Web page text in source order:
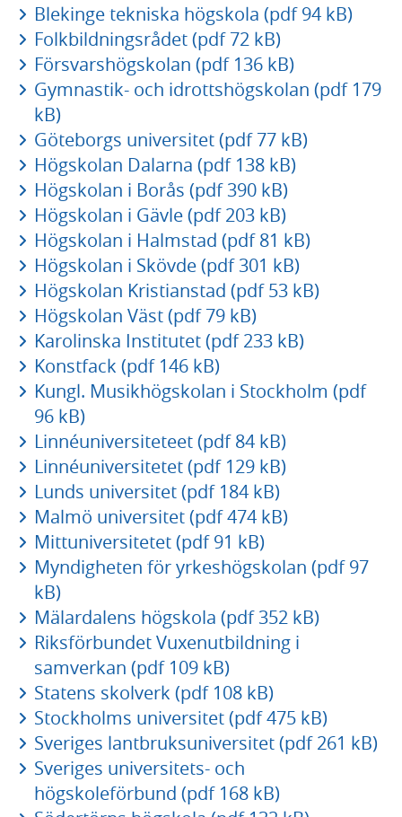
Blekinge tekniska högskola (pdf 94 kB)
Folkbildningsrådet (pdf 72 kB)
Försvarshögskolan (pdf 136 kB)
Gymnastik- och idrottshögskolan (pdf 179
kB)
Göteborgs universitet (pdf 77 kB)
Högskolan Dalarna (pdf 138 kB)
Högskolan i Borås (pdf 390 kB)
Högskolan i Gävle (pdf 203 kB)
Högskolan i Halmstad (pdf 81 kB)
Högskolan i Skövde (pdf 301 kB)
Högskolan Kristianstad (pdf 53 kB)
Högskolan Väst (pdf 79 kB)
Karolinska Institutet (pdf 233 kB)
Konstfack (pdf 146 kB)
Kungl. Musikhögskolan i Stockholm (pdf
96 kB)
Linnéuniversiteteet (pdf 84 kB)
Linnéuniversitetet (pdf 129 kB)
Lunds universitet (pdf 184 kB)
Malmö universitet (pdf 474 kB)
Mittuniversitetet (pdf 91 kB)
Myndigheten för yrkeshögskolan (pdf 97
kB)
Mälardalens högskola (pdf 352 kB)
Riksförbundet Vuxenutbildning i
samverkan (pdf 109 kB)
Statens skolverk (pdf 108 kB)
Stockholms universitet (pdf 475 kB)
Sveriges lantbruksuniversitet (pdf 261 kB)
Sveriges universitets- och
högskoleförbund (pdf 168 kB)